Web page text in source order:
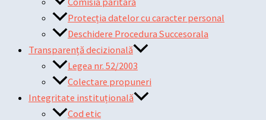
Protecția datelor cu caracter personal
Deschidere Procedura Succesorala
Transparență decizională
Legea nr. 52/2003
Colectare propuneri
Integritate instituțională
Cod etic